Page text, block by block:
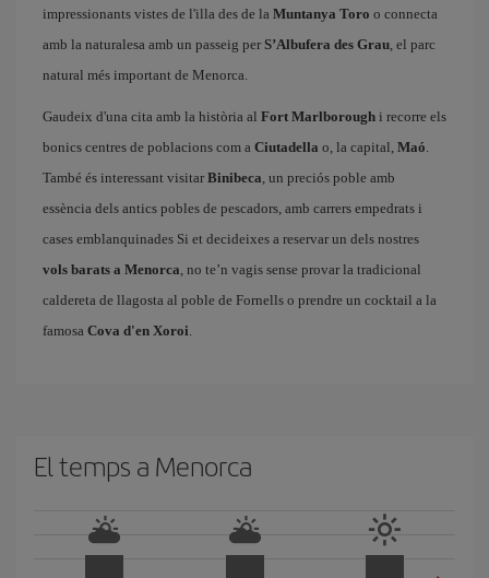
impressionants vistes de l'illa des de la Muntanya Toro o connecta
amb la naturalesa amb un passeig per S’Albufera des Grau, el parc
natural més important de Menorca.
Gaudeix d'una cita amb la història al Fort Marlborough i recorre els
bonics centres de poblacions com a Ciutadella o, la capital, Maó.
També és interessant visitar Binibeca, un preciós poble amb
essència dels antics pobles de pescadors, amb carrers empedrats i
cases emblanquinades Si et decideixes a reservar un dels nostres
vols barats a Menorca, no te’n vagis sense provar la tradicional
caldereta de llagosta al poble de Fornells o prendre un cocktail a la
famosa Cova d'en Xoroi.
El temps a Menorca